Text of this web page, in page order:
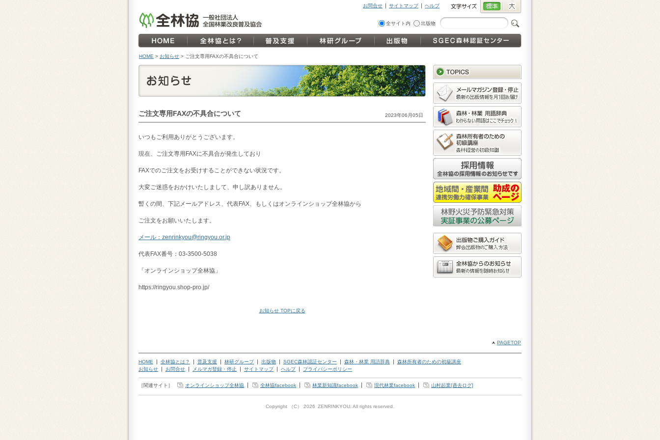
お問合せ サイトマップ ヘルプ
全サイト内 出版物
HOME > お知らせ > ご注文専用FAXの不具合について
2023年06月05日
ご注文専用FAXの不具合について
いつもご利用ありがとうございます。
現在、ご注文専用FAXに不具合が発生しており
FAXでのご注文をお受けすることができない状況です。
大変ご迷惑をおかけいたしまして、申し訳ありません。
暫くの間、下記メールアドレス、代表FAX、もしくはオンラインショップ全林協から
ご注文をお願いいたします。
メール：zenrinkyou@ringyou.or.jp
代表FAX番号：03-3500-5038
「オンラインショップ全林協」
https://ringyou.shop-pro.jp/
お知らせ TOPに戻る
PAGETOP
HOME 全林協とは？ 普及支援 林研グループ 出版物 SGEC森林認証センター 森林・林業 用語辞典
森林所有者のための初級講座
お知らせ
お問合せ メルマガ登録・停止 サイトマップ ヘルプ プライバシーポリシー
［関連サイト］ オンラインショップ全林協 全林協facebook 林業新知識facebook 現代林業facebook 山村起業[過去ログ]
Copyright （C） 2026 ZENRINKYOU . All rights reserved.